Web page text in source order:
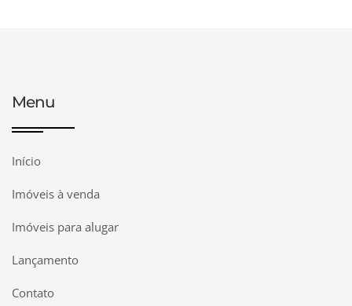
Menu
Início
Imóveis à venda
Imóveis para alugar
Lançamento
Contato